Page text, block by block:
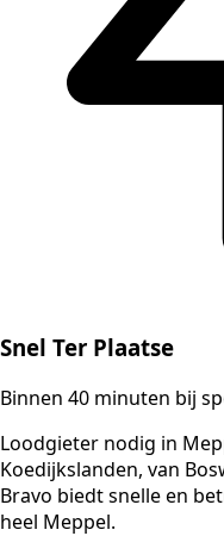
Snel Ter Plaatse
Binnen 40 minuten bij
Loodgieter nodig in
Koedijkslanden, van
Bravo biedt snelle en
heel Meppel.